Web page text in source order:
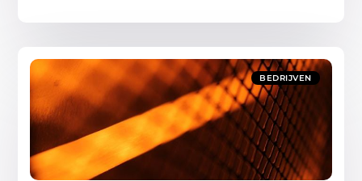
BEDRIJVEN